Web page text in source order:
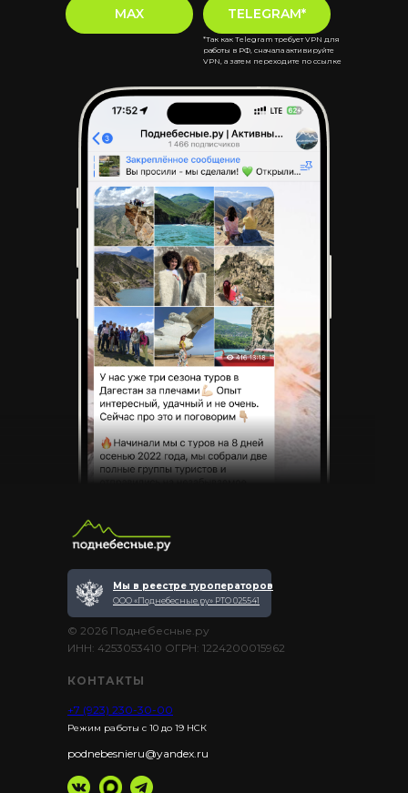
TELEGRAM*
MAX
*Так как Telegram требует VPN для
работы в РФ, сначала активируйте
VPN, а затем переходите по ссылке
КОНТАКТЫ
+7 (923) 230-30-00
Режим работы с 10 до 19 НСК
podnebesnieru@yandex.ru
© 2026 Поднебесные.ру
Мы в реестре туроператоров
ООО «Поднебесные.ру» РТО 025541
ИНН: 4253053410 ОГРН: 1224200015962